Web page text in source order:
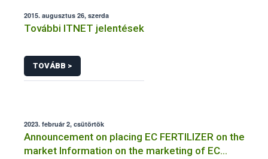
2015. augusztus 26, szerda
További ITNET jelentések
TOVÁBB >
2023. február 2, csütörtök
Announcement on placing EC FERTILIZER on the
market Information on the marketing of EC